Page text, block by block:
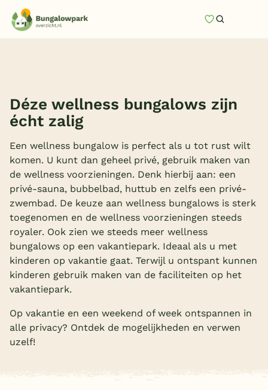
Mijn
Zomervakantie
Vakantiehuizen
Vakantiepark keuzehulp
Onze vakantiegidsen
Vakantieparken
Subtropisch zwembad
Wildwaterbaan
Indoor speeltuin
Déze wellness bungalows zijn
écht zalig
Een wellness bungalow is perfect als u tot rust wilt
komen. U kunt dan geheel privé, gebruik maken van
de wellness voorzieningen. Denk hierbij aan: een
privé-sauna, bubbelbad, huttub en zelfs een privé-
zwembad. De keuze aan wellness bungalows is sterk
toegenomen en de wellness voorzieningen steeds
royaler. Ook zien we steeds meer wellness
bungalows op een vakantiepark. Ideaal als u met
kinderen op vakantie gaat. Terwijl u ontspant kunnen
kinderen gebruik maken van de faciliteiten op het
vakantiepark.
Op vakantie en een weekend of week ontspannen in
alle privacy? Ontdek de mogelijkheden en verwen
uzelf!